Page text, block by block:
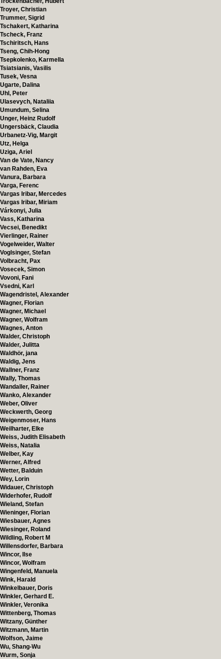
Troyer, Christian
Trummer, Sigrid
Tschakert, Katharina
Tscheck, Franz
Tschiritsch, Hans
Tseng, Chih-Hong
Tsepkolenko, Karmella
Tsiatsianis, Vasilis
Tusek, Vesna
Ugarte, Dalina
Uhl, Peter
Ulasevych, Nataliia
Umundum, Selina
Unger, Heinz Rudolf
Ungersbäck, Claudia
Urbanetz-Vig, Margit
Utz, Helga
Uziga, Ariel
Van de Vate, Nancy
van Rahden, Eva
Vanura, Barbara
Varga, Ferenc
Vargas Iribar, Mercedes
Vargas Iribar, Miriam
Várkonyi, Julia
Vass, Katharina
Vecsei, Benedikt
Vierlinger, Rainer
Vogelweider, Walter
Voglsinger, Stefan
Volbracht, Pax
Vosecek, Simon
Vovoni, Fani
Vsedni, Karl
Wagendristel, Alexander
Wagner, Florian
Wagner, Michael
Wagner, Wolfram
Wagnes, Anton
Walder, Christoph
Walder, Julitta
Waldhör, jana
Waldig, Jens
Wallner, Franz
Wally, Thomas
Wandaller, Rainer
Wanko, Alexander
Weber, Oliver
Weckwerth, Georg
Weigenmoser, Hans
Weilharter, Elke
Weiss, Judith Elisabeth
Weiss, Natalia
Welber, Kay
Werner, Alfred
Wetter, Balduin
Wey, Lorin
Widauer, Christoph
Widerhofer, Rudolf
Wieland, Stefan
Wieninger, Florian
Wiesbauer, Agnes
Wiesinger, Roland
Wildling, Robert M
Willensdorfer, Barbara
Wincor, Ilse
Wincor, Wolfram
Wingenfeld, Manuela
Wink, Harald
Winkelbauer, Doris
Winkler, Gerhard E.
Winkler, Veronika
Wittenberg, Thomas
Witzany, Günther
Witzmann, Martin
Wolfson, Jaime
Wu, Shang-Wu
Wurm, Sonja